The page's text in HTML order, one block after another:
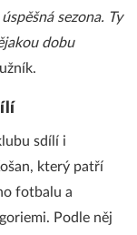
sezona. Ty
dobu
sdílí i
který patří
fotbalu a
Podle něj